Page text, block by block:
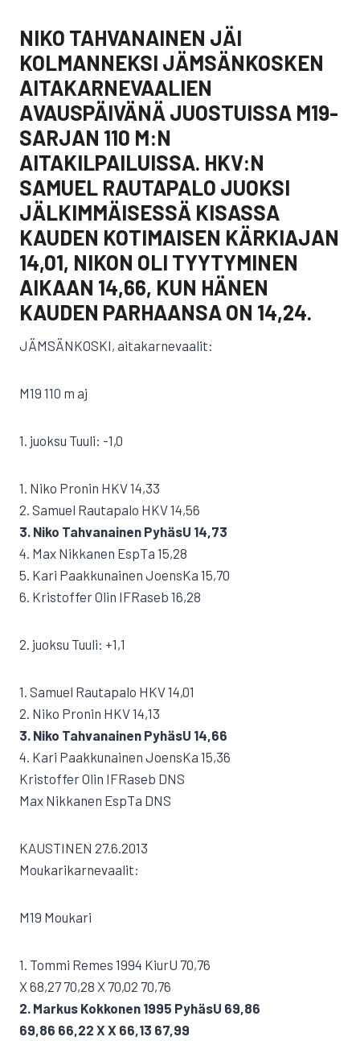
NIKO TAHVANAINEN JÄI
KOLMANNEKSI JÄMSÄNKOSKEN
AITAKARNEVAALIEN
AVAUSPÄIVÄNÄ JUOSTUISSA M19-
SARJAN 110 M:N
AITAKILPAILUISSA. HKV:N
SAMUEL RAUTAPALO JUOKSI
JÄLKIMMÄISESSÄ KISASSA
KAUDEN KOTIMAISEN KÄRKIAJAN
14,01, NIKON OLI TYYTYMINEN
AIKAAN 14,66, KUN HÄNEN
KAUDEN PARHAANSA ON 14,24.
JÄMSÄNKOSKI, aitakarnevaalit:
M19 110 m aj
1. juoksu Tuuli: -1,0
1. Niko Pronin HKV 14,33
2. Samuel Rautapalo HKV 14,56
3. Niko Tahvanainen PyhäsU 14,73
4. Max Nikkanen EspTa 15,28
5. Kari Paakkunainen JoensKa 15,70
6. Kristoffer Olin IFRaseb 16,28
2. juoksu Tuuli: +1,1
1. Samuel Rautapalo HKV 14,01
2. Niko Pronin HKV 14,13
3. Niko Tahvanainen PyhäsU 14,66
4. Kari Paakkunainen JoensKa 15,36
Kristoffer Olin IFRaseb DNS
Max Nikkanen EspTa DNS
KAUSTINEN 27.6.2013
Moukarikarnevaalit:
M19 Moukari
1. Tommi Remes 1994 KiurU 70,76
X 68,27 70,28 X 70,02 70,76
2. Markus Kokkonen 1995 PyhäsU 69,86
69,86 66,22 X X 66,13 67,99